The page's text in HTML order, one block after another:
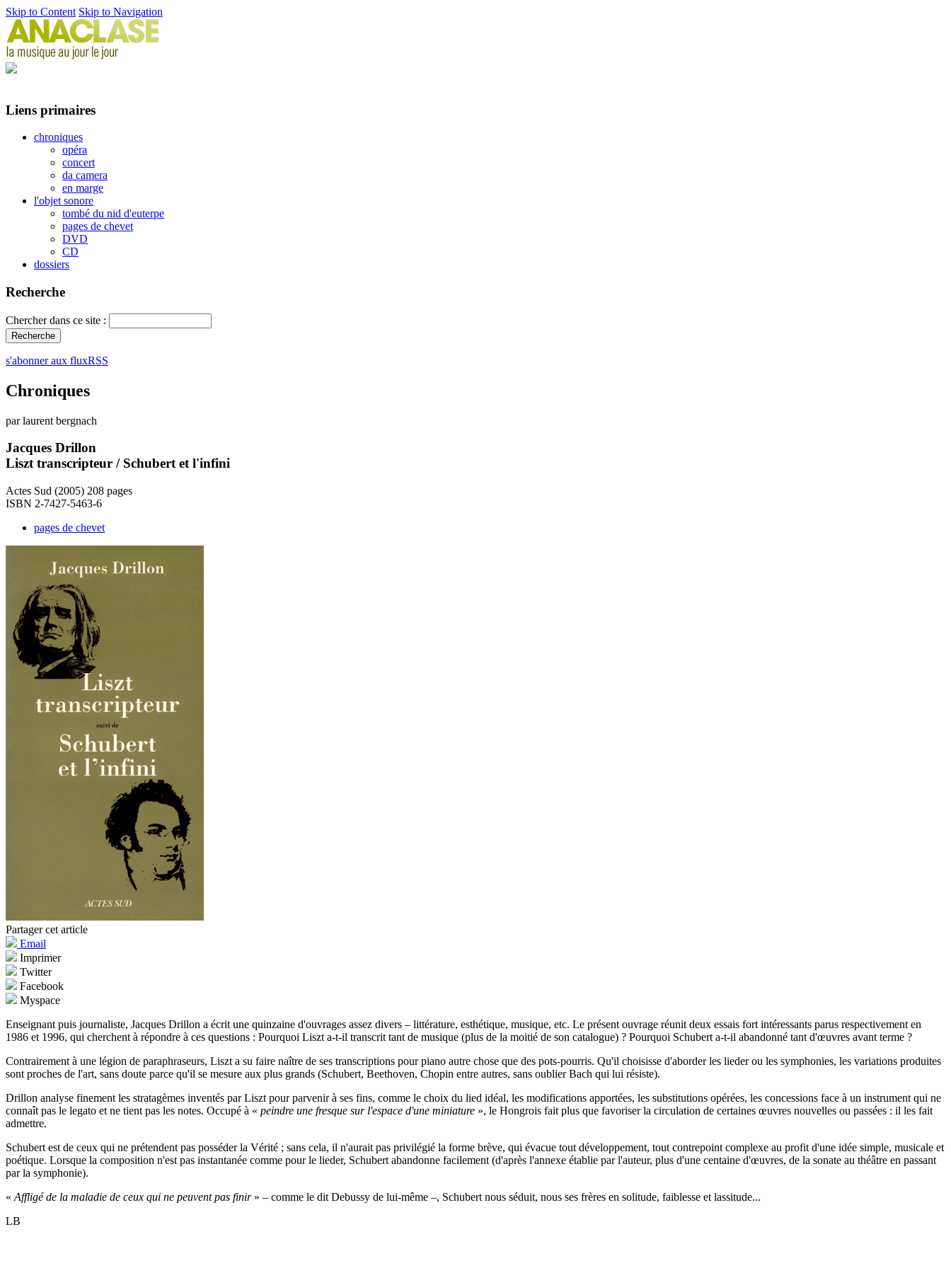
Skip to Content Skip to Navigation
Liens primaires
chroniques
opéra
concert
da camera
en marge
l'objet sonore
tombé du nid d'euterpe
pages de chevet
DVD
CD
dossiers
Recherche
Chercher dans ce site :
s'abonner aux fluxRSS
Chroniques
par laurent bergnach
Jacques Drillon
Liszt transcripteur / Schubert et l'infini
Actes Sud (2005) 208 pages
ISBN 2-7427-5463-6
pages de chevet
Partager cet article
Email
Imprimer
Twitter
Facebook
Myspace
Enseignant puis journaliste, Jacques Drillon a écrit une quinzaine d'ouvrages assez divers – littérature, esthétique, musique, etc. Le présent ouvrage réunit deux essais fort intéressants parus respectivement en
1986 et 1996, qui cherchent à répondre à ces questions : Pourquoi Liszt a-t-il transcrit tant de musique (plus de la moitié de son catalogue) ? Pourquoi Schubert a-t-il abandonné tant d'œuvres avant terme ?
Contrairement à une légion de paraphraseurs, Liszt a su faire naître de ses transcriptions pour piano autre chose que des pots-pourris. Qu'il choisisse d'aborder les lieder ou les symphonies, les variations produites
sont proches de l'art, sans doute parce qu'il se mesure aux plus grands (Schubert, Beethoven, Chopin entre autres, sans oublier Bach qui lui résiste).
Drillon analyse finement les stratagèmes inventés par Liszt pour parvenir à ses fins, comme le choix du lied idéal, les modifications apportées, les substitutions opérées, les concessions face à un instrument qui ne
connaît pas le legato et ne tient pas les notes. Occupé à « peindre une fresque sur l'espace d'une miniature », le Hongrois fait plus que favoriser la circulation de certaines œuvres nouvelles ou passées : il les fait
admettre.
Schubert est de ceux qui ne prétendent pas posséder la Vérité ; sans cela, il n'aurait pas privilégié la forme brève, qui évacue tout développement, tout contrepoint complexe au profit d'une idée simple, musicale et
poétique. Lorsque la composition n'est pas instantanée comme pour le lieder, Schubert abandonne facilement (d'après l'annexe établie par l'auteur, plus d'une centaine d'œuvres, de la sonate au théâtre en passant
par la symphonie).
« Affligé de la maladie de ceux qui ne peuvent pas finir» – comme le dit Debussy de lui-même –, Schubert nous séduit, nous ses frères en solitude, faiblesse et lassitude...
LB